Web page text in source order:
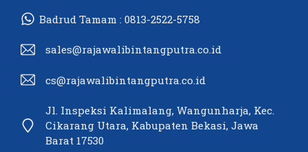
Badrud Tamam : 0813-2522-5758
sales@rajawalibintangputra.co.id
cs@rajawalibintangputra.co.id
Jl. Inspeksi Kalimalang, Wangunharja, Kec.
Cikarang Utara, Kabupaten Bekasi, Jawa
Barat 17530